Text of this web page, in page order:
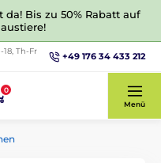
Bis zu 50% Rabatt auf
18, Th-Fr
+49 176 34 433 212
0
Menü